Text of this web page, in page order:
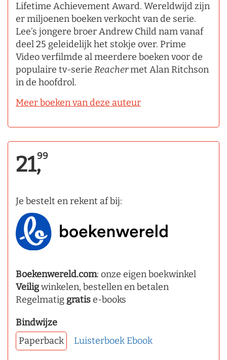
Lifetime Achievement Award. Wereldwijd zijn
er miljoenen boeken verkocht van de serie.
Lee’s jongere broer Andrew Child nam vanaf
deel 25 geleidelijk het stokje over. Prime
Video verfilmde al meerdere boeken voor de
populaire tv-serie Reachermet Alan Ritchson
in de hoofdrol.
Meer boeken van deze auteur
21,99
Je bestelt en rekent af bij:
Boekenwereld.com: onze eigen boekwinkel
Veiligwinkelen, bestellen en betalen
Regelmatig gratise-books
Bindwijze
Paperback
Luisterboek Ebook